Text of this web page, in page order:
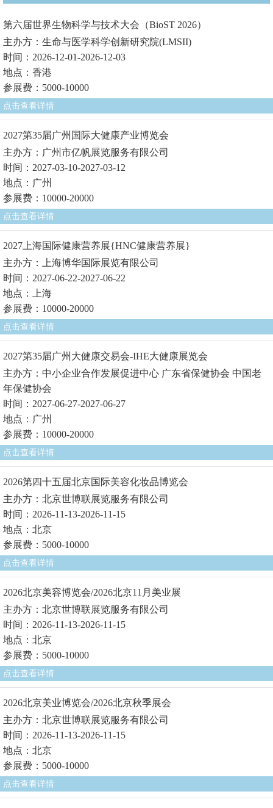
第六届世界生物科学与技术大会（BioST 2026）
主办方：生命与医学科学创新研究院(LMSII)
时间：2026-12-01-2026-12-03
地点：香港
参展费：5000-10000
点击查看详情
2027第35届广州国际大健康产业博览会
主办方：广州市亿帆展览服务有限公司
时间：2027-03-10-2027-03-12
地点：广州
参展费：10000-20000
点击查看详情
2027上海国际健康营养展{HNC健康营养展}
主办方：上海博华国际展览有限公司
时间：2027-06-22-2027-06-22
地点：上海
参展费：10000-20000
点击查看详情
2027第35届广州大健康交易会-IHE大健康展览会
主办方：中小企业合作发展促进中心 广东省保健协会 中国老
年保健协会
时间：2027-06-27-2027-06-27
地点：广州
参展费：10000-20000
点击查看详情
2026第四十五届北京国际美容化妆品博览会
主办方：北京世博联展览服务有限公司
时间：2026-11-13-2026-11-15
地点：北京
参展费：5000-10000
点击查看详情
2026北京美容博览会/2026北京11月美业展
主办方：北京世博联展览服务有限公司
时间：2026-11-13-2026-11-15
地点：北京
参展费：5000-10000
点击查看详情
2026北京美业博览会/2026北京秋季展会
主办方：北京世博联展览服务有限公司
时间：2026-11-13-2026-11-15
地点：北京
参展费：5000-10000
点击查看详情